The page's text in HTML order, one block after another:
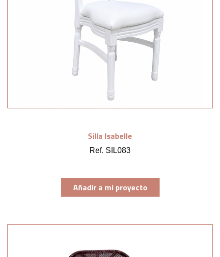
Silla Isabelle
Ref. SIL083
Añadir a mi proyecto